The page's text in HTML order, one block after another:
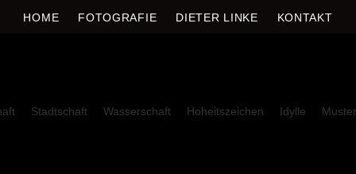
HOME FOTOGRAFIE DIETER LINKE KONTAKT
Stadtschaft Wasserschaft Hoheitszeichen Idylle Muster